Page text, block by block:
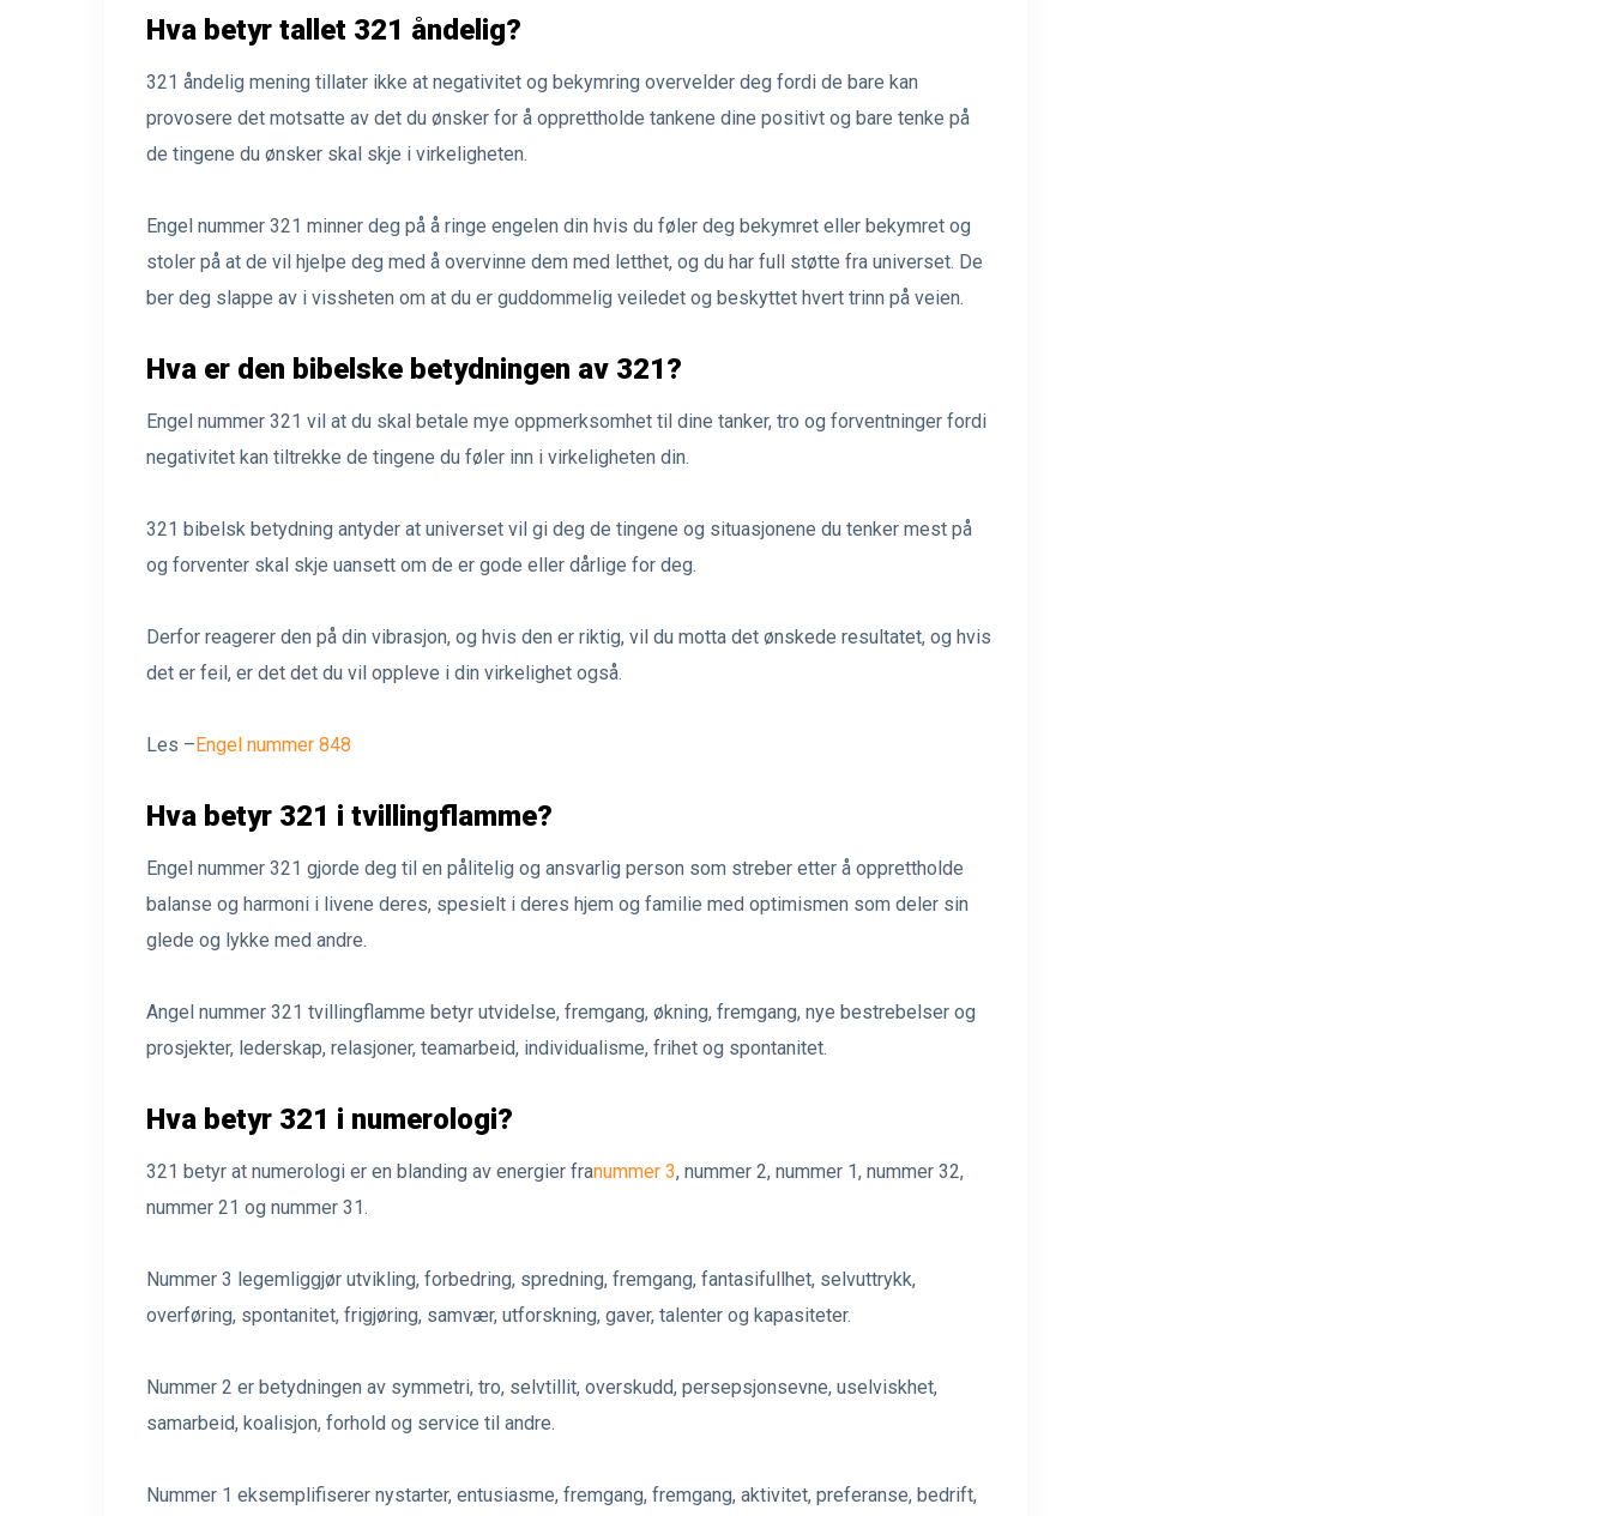
Hva betyr tallet 321 åndelig?
321 åndelig mening tillater ikke at negativitet og bekymring overvelder deg fordi de bare kan
provosere det motsatte av det du ønsker for å opprettholde tankene dine positivt og bare tenke på
de tingene du ønsker skal skje i virkeligheten.
Engel nummer 321 minner deg på å ringe engelen din hvis du føler deg bekymret eller bekymret og
stoler på at de vil hjelpe deg med å overvinne dem med letthet, og du har full støtte fra universet. De
ber deg slappe av i vissheten om at du er guddommelig veiledet og beskyttet hvert trinn på veien.
Hva er den bibelske betydningen av 321?
Engel nummer 321 vil at du skal betale mye oppmerksomhet til dine tanker, tro og forventninger fordi
negativitet kan tiltrekke de tingene du føler inn i virkeligheten din.
321 bibelsk betydning antyder at universet vil gi deg de tingene og situasjonene du tenker mest på
og forventer skal skje uansett om de er gode eller dårlige for deg.
Derfor reagerer den på din vibrasjon, og hvis den er riktig, vil du motta det ønskede resultatet, og hvis
det er feil, er det det du vil oppleve i din virkelighet også.
Les –Engel nummer 848
Hva betyr 321 i tvillingflamme?
Engel nummer 321 gjorde deg til en pålitelig og ansvarlig person som streber etter å opprettholde
balanse og harmoni i livene deres, spesielt i deres hjem og familie med optimismen som deler sin
glede og lykke med andre.
Angel nummer 321 tvillingflamme betyr utvidelse, fremgang, økning, fremgang, nye bestrebelser og
prosjekter, lederskap, relasjoner, teamarbeid, individualisme, frihet og spontanitet.
Hva betyr 321 i numerologi?
321 betyr at numerologi er en blanding av energier franummer 3, nummer 2, nummer 1, nummer 32,
nummer 21 og nummer 31.
Nummer 3 legemliggjør utvikling, forbedring, spredning, fremgang, fantasifullhet, selvuttrykk,
overføring, spontanitet, frigjøring, samvær, utforskning, gaver, talenter og kapasiteter.
Nummer 2 er betydningen av symmetri, tro, selvtillit, overskudd, persepsjonsevne, uselviskhet,
samarbeid, koalisjon, forhold og service til andre.
Nummer 1 eksemplifiserer nystarter, entusiasme, fremgang, fremgang, aktivitet, preferanse, bedrift,